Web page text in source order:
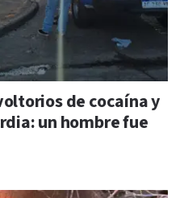
de cocaína y
un hombre fue